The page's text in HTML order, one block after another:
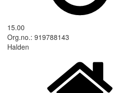
15.00
Org.no.: 919788143
Halden